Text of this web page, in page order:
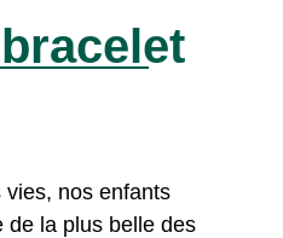
vies, nos enfants
de la plus belle des